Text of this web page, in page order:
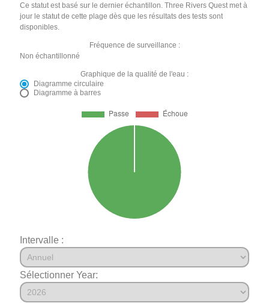
Ce statut est basé sur le dernier échantillon. Three Rivers Quest met à
jour le statut de cette plage dès que les résultats des tests sont
disponibles.
Fréquence de surveillance :
Non échantillonné
Graphique de la qualité de l'eau :
Diagramme circulaire
Diagramme à barres
Intervalle :
Sélectionner Year: